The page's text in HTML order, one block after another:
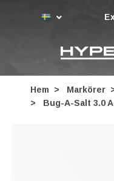
Hem Markörer
Bug-A-Salt 3.0